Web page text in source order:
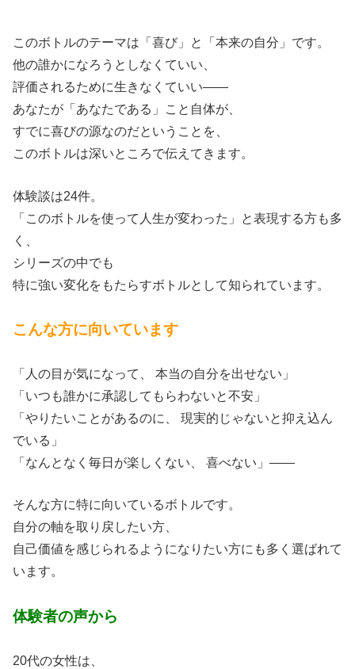
このボトルのテーマは「喜び」と「本来の自分」です。
他の誰かになろうとしなくていい、
評価されるために生きなくていい——
あなたが「あなたである」こと自体が、
すでに喜びの源なのだということを、
このボトルは深いところで伝えてきます。
体験談は24件。
「このボトルを使って人生が変わった」と表現する方も多
く、
シリーズの中でも
特に強い変化をもたらすボトルとして知られています。
こんな方に向いています
「人の目が気になって、 本当の自分を出せない」
「いつも誰かに承認してもらわないと不安」
「やりたいことがあるのに、 現実的じゃないと抑え込ん
でいる」
「なんとなく毎日が楽しくない、 喜べない」——
そんな方に特に向いているボトルです。
自分の軸を取り戻したい方、
自己価値を感じられるようになりたい方にも多く選ばれて
います。
体験者の声から
20代の女性は、